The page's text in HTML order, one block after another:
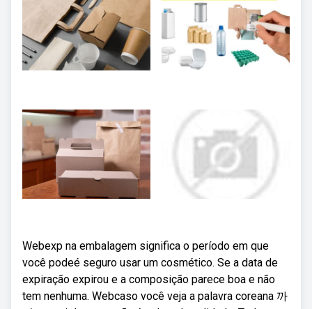
Webexp na embalagem significa o período em que
você podeé seguro usar um cosmético. Se a data de
expiração expirou e a composição parece boa e não
tem nenhuma. Webcaso você veja a palavra coreana 까